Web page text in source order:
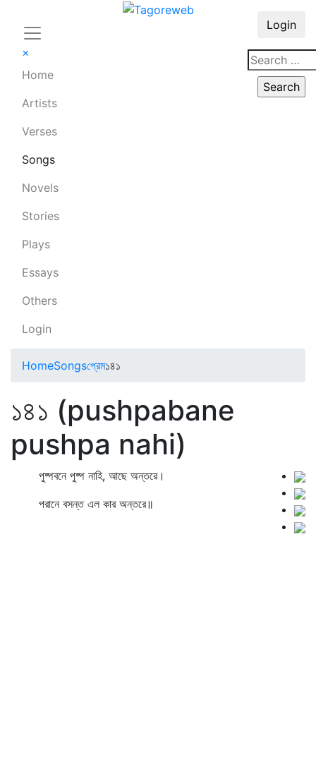
×
Home
Artists
Verses
Songs
Novels
Stories
Plays
Essays
Others
Login
Login
HomeSongsপ্রেম১৪১
১৪১ (pushpabane
pushpa nahi)
পুষ্পবনে পুষ্প নাহি, আছে অন্তরে।
পরানে বসন্ত এল কার অন্তরে॥